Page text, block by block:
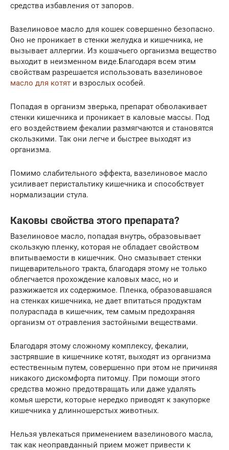
средства избавления от запоров.
Вазелиновое масло для кошек совершенно безопасно.
Оно не проникает в стенки желудка и кишечника, не
вызывает аллергии. Из кошачьего организма вещество
выходит в неизменном виде.Благодаря всем этим
свойствам разрешается использовать вазелиновое
масло для котят и взрослых особей.
Попадая в организм зверька, препарат обволакивает
стенки кишечника и проникает в каловые массы. Под
его воздействием фекалии размягчаются и становятся
скользкими. Так они легче и быстрее выходят из
организма.
Помимо слабительного эффекта, вазелиновое масло
усиливает перистальтику кишечника и способствует
нормализации стула.
Каковы свойства этого препарата?
Вазелиновое масло, попадая внутрь, образовывает
скользкую пленку, которая не обладает свойством
впитываемости в кишечник. Оно смазывает стенки
пищеварительного тракта, благодаря этому не только
облегчается прохождение каловых масс, но и
разжижается их содержимое. Пленка, образовавшаяся
на стенках кишечника, не дает впитаться продуктам
полураспада в кишечник, тем самым предохраняя
организм от отравления застойными веществами.
Благодаря этому сложному комплексу, фекалии,
застрявшие в кишечнике котят, выходят из организма
естественным путем, совершенно при этом не причиняя
никакого дискомфорта питомцу. При помощи этого
средства можно предотвращать или даже удалять
комья шерсти, которые нередко приводят к закупорке
кишечника у длинношерстых животных.
Нельзя увлекаться применением вазелинового масла,
так как неоправданный прием может привести к